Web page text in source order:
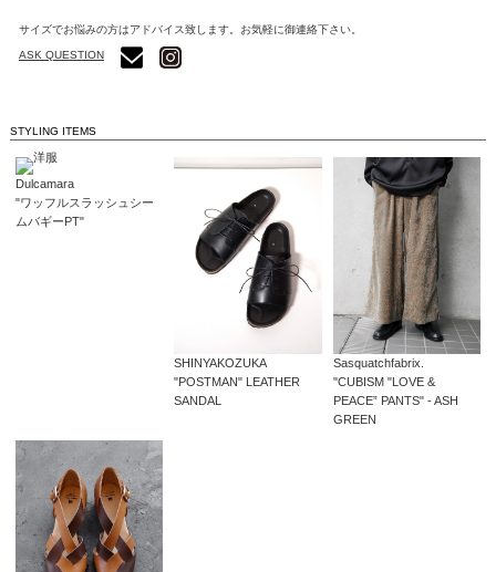
サイズでお悩みの方はアドバイス致します。お気軽に御連絡下さい。
ASK QUESTION
STYLING ITEMS
Dulcamara
"ワッフルスラッシュシー
ムバギーPT"
SHINYAKOZUKA
"POSTMAN" LEATHER
SANDAL
Sasquatchfabrix.
"CUBISM "LOVE &
PEACE” PANTS" - ASH
GREEN